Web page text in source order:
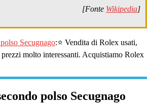
[Fonte Wikipedia]
Secugnago:⭐ Vendita di Rolex usati,
molto interessanti. Acquistiamo Rolex
polso Secugnago